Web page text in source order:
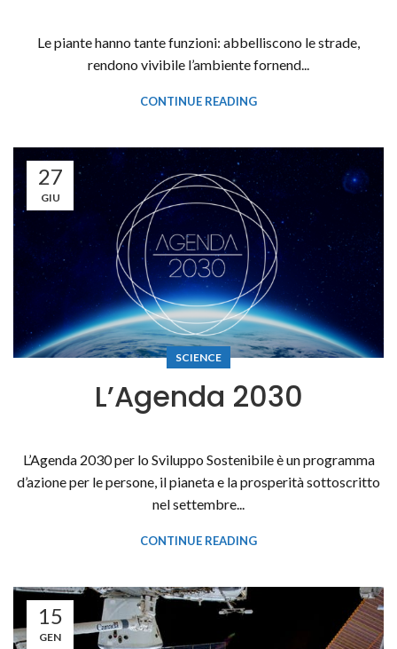
Le piante hanno tante funzioni: abbelliscono le strade,
rendono vivibile l’ambiente fornend...
CONTINUE READING
27
GIU
SCIENCE
L’Agenda 2030
L’Agenda 2030 per lo Sviluppo Sostenibile è un programma
d’azione per le persone, il pianeta e la prosperità sottoscritto
nel settembre...
CONTINUE READING
15
GEN